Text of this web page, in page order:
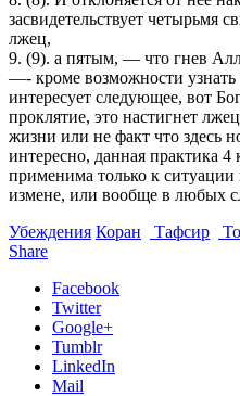
засвидетельствует четырьмя
лжец,
9. (9). а пятым, — что гнев
—- кроме возможности узнать
интересует следующее, вот
проклятие, это настигнет
жизни или не факт что здесь
интересно, данная практика 4
применима только к
измене, или вообще в любых
Убеждения Коран Тафсир
Share
Facebook
Twitter
Google+
Tumblr
LinkedIn
Mail